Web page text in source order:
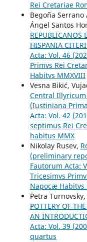
Rei Cretariae
Begoña
Ángel Santos
REPUBLICANOS
HISPANIA
Acta: Vol. 46
Primvs Rei
Habitvs MMXVIII
Vesna Bikić,
Central Illyricum
(Iustiniana
Acta: Vol. 42
septimus Rei
habitus MMX
Nikolay Rusev,
(preliminary
Fautorum Acta:
Tricesimvs
Napocæ Habitvs
Petra Turnovsky,
POTTERY OF
AN
Acta: Vol. 39
quartus